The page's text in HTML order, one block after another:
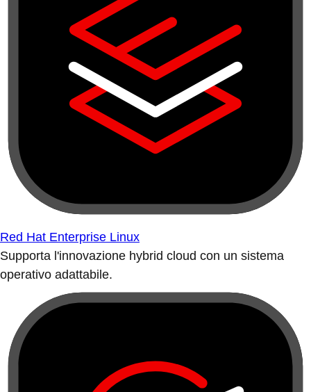
Red Hat Enterprise Linux
Supporta l'innovazione hybrid cloud con un sistema
operativo adattabile.